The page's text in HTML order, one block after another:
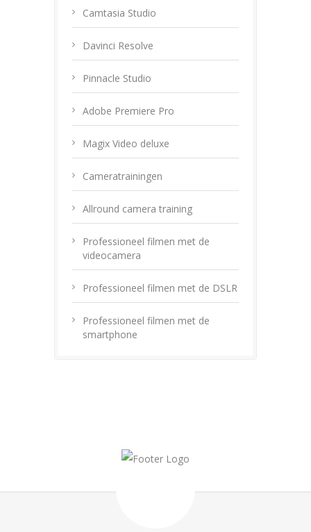
Camtasia Studio
Davinci Resolve
Pinnacle Studio
Adobe Premiere Pro
Magix Video deluxe
Cameratrainingen
Allround camera training
Professioneel filmen met de
videocamera
Professioneel filmen met de DSLR
Professioneel filmen met de
smartphone